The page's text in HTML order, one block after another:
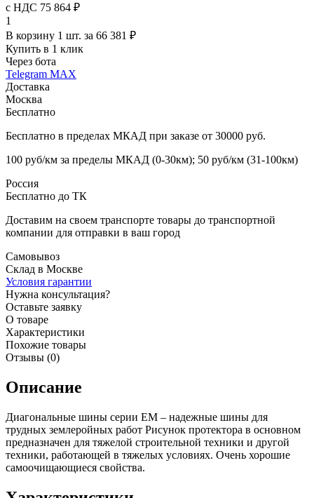
с НДС 75 864 ₽
1
В корзину 1 шт. за 66 381 ₽
Купить в 1 клик
Через бота
Telegram MAX
Доставка
Москва
Бесплатно
Бесплатно в пределах МКАД при заказе от 30000 руб.
100 руб/км за пределы МКАД (0-30км); 50 руб/км (31-100км)
Россия
Бесплатно до ТК
Доставим на своем транспорте товары до транспортной
компании для отправки в ваш город
Самовывоз
Склад в Москве
Условия гарантии
Нужна консультация?
Оставьте заявку
О товаре
Характеристики
Похожие товары
Отзывы (0)
Описание
Диагональные шины серии EM – надежные шины для
трудных землеройных работ Рисунок протектора в основном
предназначен для тяжелой строительной техники и другой
техники, работающей в тяжелых условиях. Очень хорошие
самоочищающиеся свойства.